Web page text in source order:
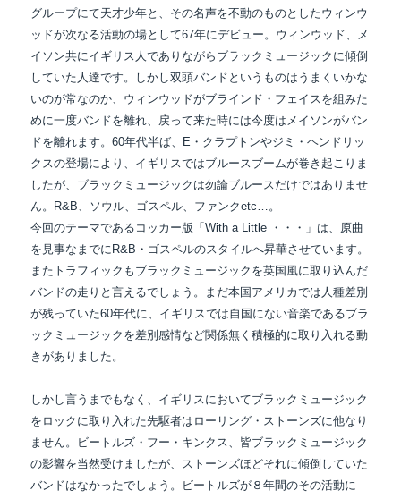
グループにて天才少年と 、 その名声を不動のものとしたウィンウ
ッドが次なる活動の場として67年にデビュー。ウィンウッド、メ
イソン共にイギリス人でありながらブラックミュージックに傾倒
していた人達です。しかし双頭バンドというものはうまくいかな
いのが常なのか、ウィンウッドがブラインド・フェイスを組みた
めに一度バンドを離れ、戻って来た時には今度はメイソンがバン
ドを離れます。60年代半ば、E・クラプトンやジミ・ヘンドリッ
クスの登場により、イギリスではブルースブームが巻き起こりま
したが、ブラックミュージックは勿論ブルースだけではありませ
ん。R&B、ソウル、ゴスペル、ファンクetc…。
今回のテーマであるコッカー版「With a Little ・・・」は、原曲
を見事なまでにR&B・ゴスペルのスタイルへ昇華させています。
またトラフィックもブラックミュージックを英国風に取り込んだ
バンドの走りと言えるでしょう。まだ本国アメリカでは人種差別
が残っていた60年代に、イギリスでは自国にない音楽であるブラ
ックミュージック を差別感情など関係無く積極的に取り入れる動
きがありました。
しかし言うまでもなく、イギリスにおいてブラックミュージック
をロックに取り入れた先駆者は ローリング・ストーンズに他なり
ません。ビートルズ・フー・キンクス、皆ブラックミュージック
の影響を当然受けましたが、ストーンズほどそれに傾倒していた
バンドはなかったでしょう。ビートルズが８年間のその活動に